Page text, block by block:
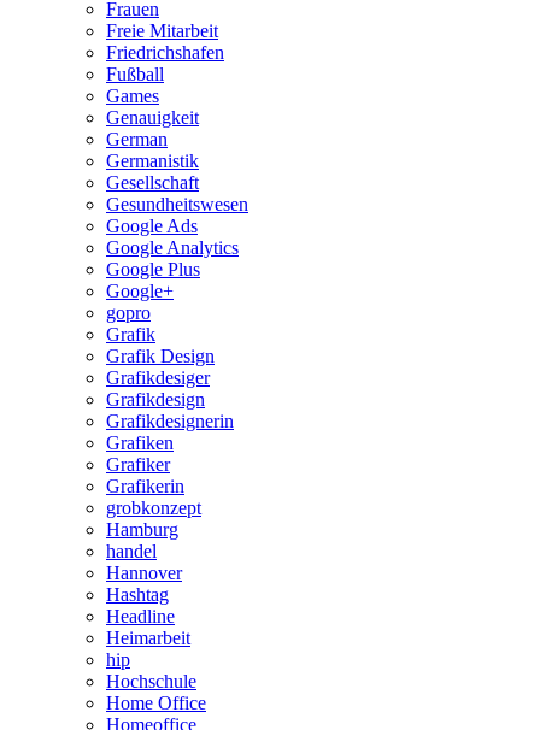
Frauen
Freie Mitarbeit
Friedrichshafen
Fußball
Games
Genauigkeit
German
Germanistik
Gesellschaft
Gesundheitswesen
Google Ads
Google Analytics
Google Plus
Google+
gopro
Grafik
Grafik Design
Grafikdesiger
Grafikdesign
Grafikdesignerin
Grafiken
Grafiker
Grafikerin
grobkonzept
Hamburg
handel
Hannover
Hashtag
Headline
Heimarbeit
hip
Hochschule
Home Office
Homeoffice